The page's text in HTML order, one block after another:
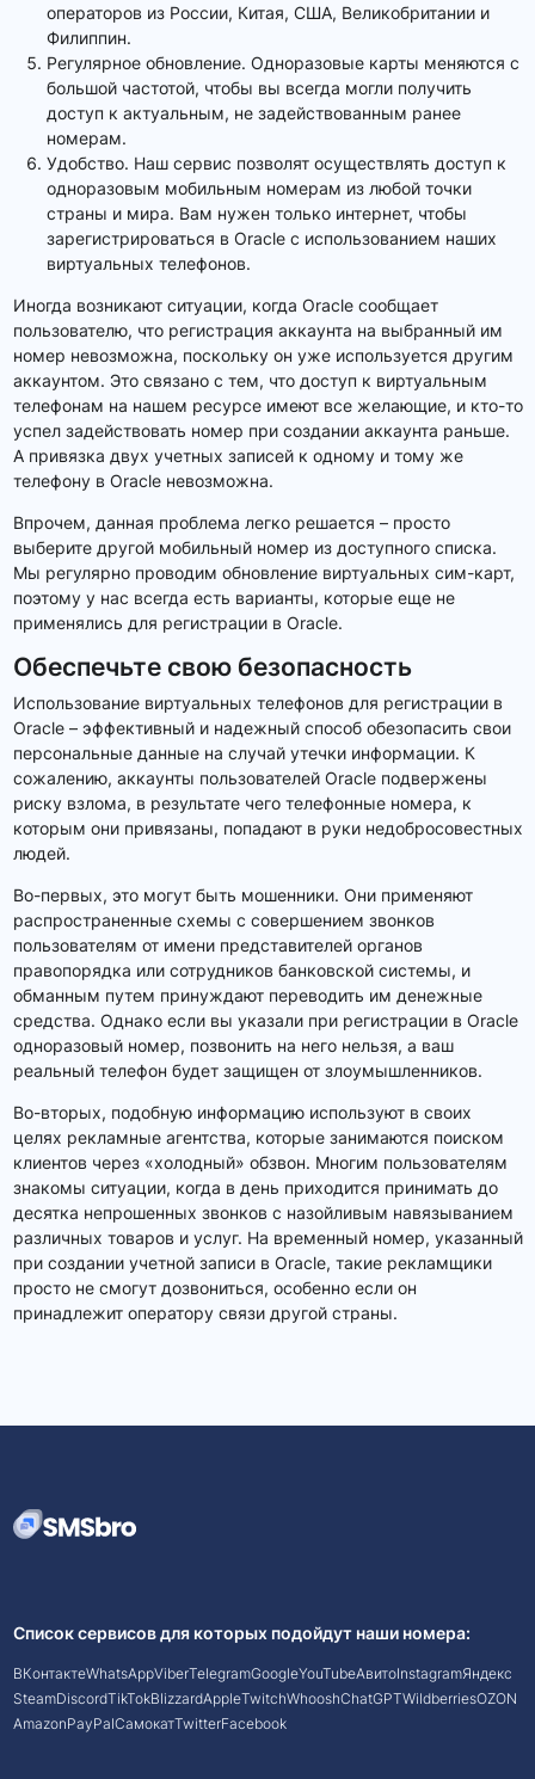
операторов из России, Китая, США, Великобритании и
Филиппин.
Регулярное обновление. Одноразовые карты меняются с
большой частотой, чтобы вы всегда могли получить
доступ к актуальным, не задействованным ранее
номерам.
Удобство. Наш сервис позволят осуществлять доступ к
одноразовым мобильным номерам из любой точки
страны и мира. Вам нужен только интернет, чтобы
зарегистрироваться в Oracle с использованием наших
виртуальных телефонов.
Иногда возникают ситуации, когда Oracle сообщает
пользователю, что регистрация аккаунта на выбранный им
номер невозможна, поскольку он уже используется другим
аккаунтом. Это связано с тем, что доступ к виртуальным
телефонам на нашем ресурсе имеют все желающие, и кто-то
успел задействовать номер при создании аккаунта раньше.
А привязка двух учетных записей к одному и тому же
телефону в Oracle невозможна.
Впрочем, данная проблема легко решается – просто
выберите другой мобильный номер из доступного списка.
Мы регулярно проводим обновление виртуальных сим-карт,
поэтому у нас всегда есть варианты, которые еще не
применялись для регистрации в Oracle.
Обеспечьте свою безопасность
Использование виртуальных телефонов для регистрации в
Oracle – эффективный и надежный способ обезопасить свои
персональные данные на случай утечки информации. К
сожалению, аккаунты пользователей Oracle подвержены
риску взлома, в результате чего телефонные номера, к
которым они привязаны, попадают в руки недобросовестных
людей.
Во-первых, это могут быть мошенники. Они применяют
распространенные схемы с совершением звонков
пользователям от имени представителей органов
правопорядка или сотрудников банковской системы, и
обманным путем принуждают переводить им денежные
средства. Однако если вы указали при регистрации в Oracle
одноразовый номер, позвонить на него нельзя, а ваш
реальный телефон будет защищен от злоумышленников.
Во-вторых, подобную информацию используют в своих
целях рекламные агентства, которые занимаются поиском
клиентов через «холодный» обзвон. Многим пользователям
знакомы ситуации, когда в день приходится принимать до
десятка непрошенных звонков с назойливым навязыванием
различных товаров и услуг. На временный номер, указанный
при создании учетной записи в Oracle, такие рекламщики
просто не смогут дозвониться, особенно если он
принадлежит оператору связи другой страны.
Список сервисов для которых подойдут наши номера:
ВКонтактеWhatsAppViberTelegramGoogleYouTubeАвитоInstagramЯндекс
SteamDiscordTikTokBlizzardAppleTwitchWhooshChatGPTWildberriesOZON
AmazonPayPalСамокатTwitterFacebook